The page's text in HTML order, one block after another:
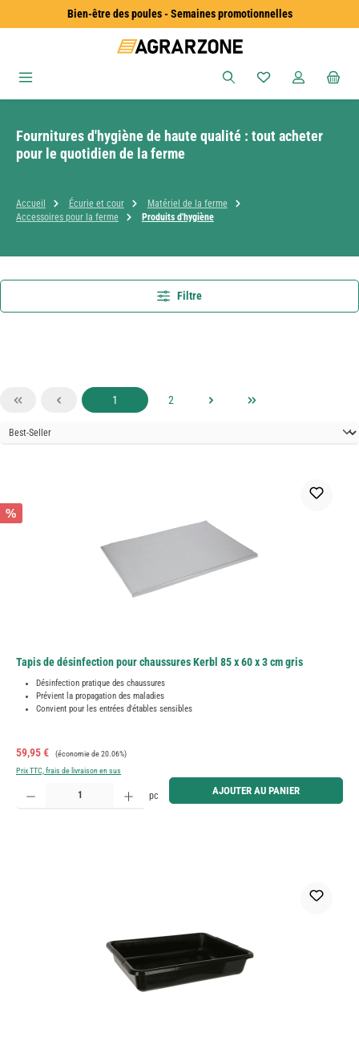
Passer au contenu principalBien-être des poules - Semaines promotionnelles
Vous avez 0
Fournitures d'hygiène de haute qualité : tout acheter
pour le quotidien de la ferme
Accueil Écurie et cour
Matériel de la ferme
Accessoires pour la ferme
Produits d'hygiène
Filtre
Page
1 Page
2
%
Tapis de désinfection pour chaussures Kerbl 85 x 60 x 3 cm gris
Désinfection pratique des chaussures
Prévient la propagation des maladies
Convient pour les entrées d'étables sensibles
Prix de vente :
59,95 € Prix régulier :
(économie de 20.06%)
Prix TTC, frais de livraison en sus
Quantité de produit : Entrez la quantité souhaitée ou utilisez les boutons pour augmenter ou
pc AJOUTER AU PANIER